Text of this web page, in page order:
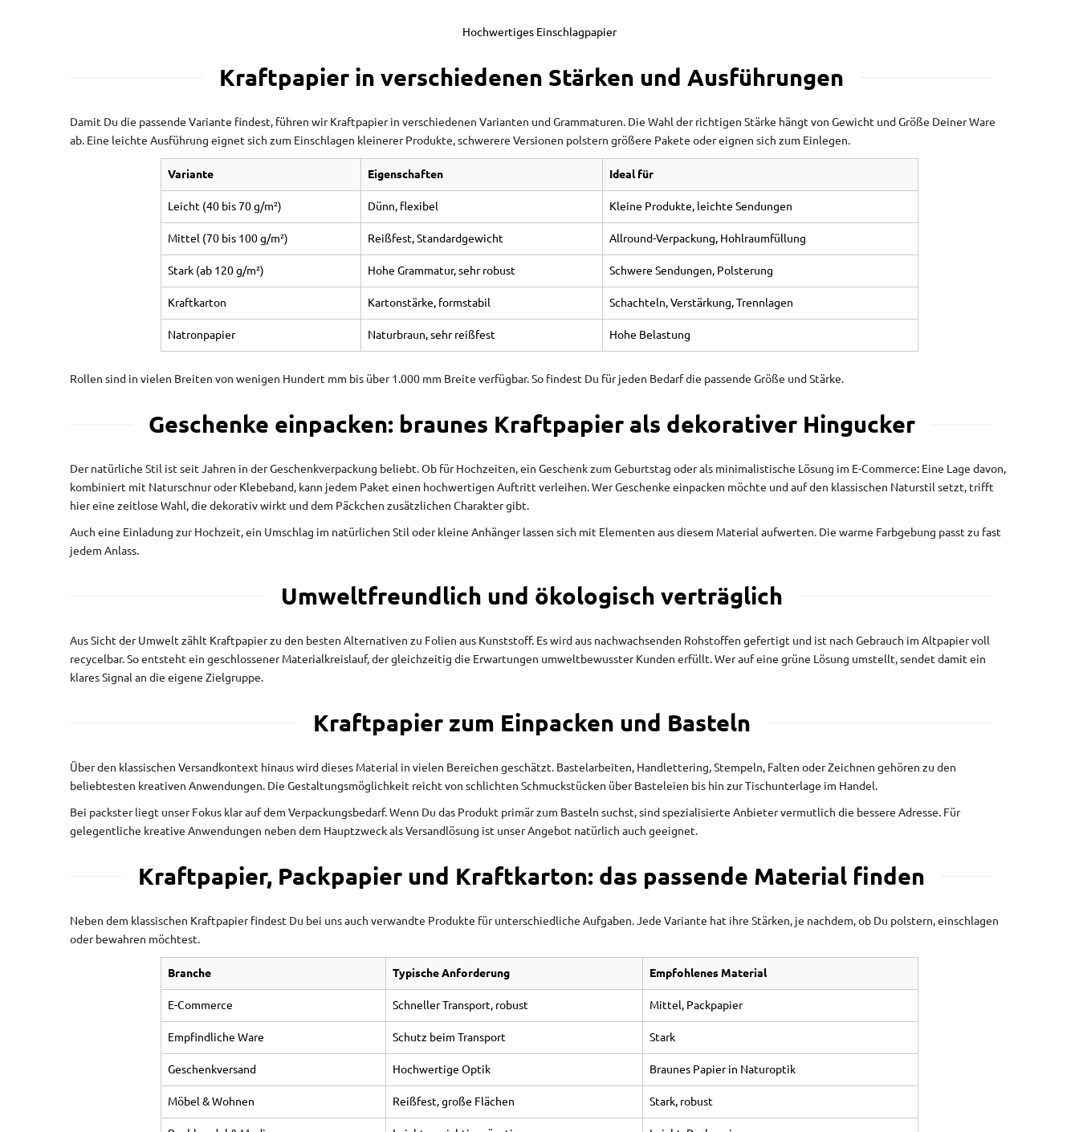
Hochwertiges Einschlagpapier
Kraftpapier in verschiedenen Stärken und Ausführungen
Damit Du die passende Variante findest, führen wir Kraftpapier in verschiedenen Varianten und Grammaturen. Die Wahl der richtigen Stärke hängt von Gewicht und Größe Deiner Ware
ab. Eine leichte Ausführung eignet sich zum Einschlagen kleinerer Produkte, schwerere Versionen polstern größere Pakete oder eignen sich zum Einlegen.
Variante Eigenschaften Ideal für
Leicht (40 bis 70 g/m²) Dünn, flexibel Kleine Produkte, leichte Sendungen
Mittel (70 bis 100 g/m²) Reißfest, Standardgewicht Allround-Verpackung, Hohlraumfüllung
Stark (ab 120 g/m²) Hohe Grammatur, sehr robust Schwere Sendungen, Polsterung
Kraftkarton Kartonstärke, formstabil Schachteln, Verstärkung, Trennlagen
Natronpapier Naturbraun, sehr reißfest Hohe Belastung
Rollen sind in vielen Breiten von wenigen Hundert mm bis über 1.000 mm Breite verfügbar. So findest Du für jeden Bedarf die passende Größe und Stärke.
Geschenke einpacken: braunes Kraftpapier als dekorativer Hingucker
Der natürliche Stil ist seit Jahren in der Geschenkverpackung beliebt. Ob für Hochzeiten, ein Geschenk zum Geburtstag oder als minimalistische Lösung im E-Commerce: Eine Lage davon,
kombiniert mit Naturschnur oder Klebeband, kann jedem Paket einen hochwertigen Auftritt verleihen. Wer Geschenke einpacken möchte und auf den klassischen Naturstil setzt, trifft
hier eine zeitlose Wahl, die dekorativ wirkt und dem Päckchen zusätzlichen Charakter gibt.
Auch eine Einladung zur Hochzeit, ein Umschlag im natürlichen Stil oder kleine Anhänger lassen sich mit Elementen aus diesem Material aufwerten. Die warme Farbgebung passt zu fast
jedem Anlass.
Umweltfreundlich und ökologisch verträglich
Aus Sicht der Umwelt zählt Kraftpapier zu den besten Alternativen zu Folien aus Kunststoff. Es wird aus nachwachsenden Rohstoffen gefertigt und ist nach Gebrauch im Altpapier voll
recycelbar. So entsteht ein geschlossener Materialkreislauf, der gleichzeitig die Erwartungen umweltbewusster Kunden erfüllt. Wer auf eine grüne Lösung umstellt, sendet damit ein
klares Signal an die eigene Zielgruppe.
Kraftpapier zum Einpacken und Basteln
Über den klassischen Versandkontext hinaus wird dieses Material in vielen Bereichen geschätzt. Bastelarbeiten, Handlettering, Stempeln, Falten oder Zeichnen gehören zu den
beliebtesten kreativen Anwendungen. Die Gestaltungsmöglichkeit reicht von schlichten Schmuckstücken über Basteleien bis hin zur Tischunterlage im Handel.
Bei packster liegt unser Fokus klar auf dem Verpackungsbedarf. Wenn Du das Produkt primär zum Basteln suchst, sind spezialisierte Anbieter vermutlich die bessere Adresse. Für
gelegentliche kreative Anwendungen neben dem Hauptzweck als Versandlösung ist unser Angebot natürlich auch geeignet.
Kraftpapier, Packpapier und Kraftkarton: das passende Material finden
Neben dem klassischen Kraftpapier findest Du bei uns auch verwandte Produkte für unterschiedliche Aufgaben. Jede Variante hat ihre Stärken, je nachdem, ob Du polstern, einschlagen
oder bewahren möchtest.
Branche Typische Anforderung Empfohlenes Material
E-Commerce Schneller Transport, robust Mittel, Packpapier
Empfindliche Ware Schutz beim Transport Stark
Geschenkversand Hochwertige Optik Braunes Papier in Naturoptik
Möbel & Wohnen Reißfest, große Flächen Stark, robust